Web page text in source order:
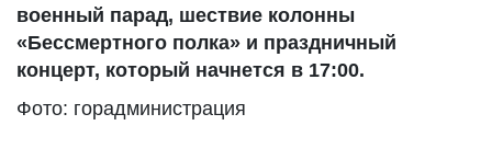
военный парад, шествие колонны
«Бессмертного полка» и праздничный
концерт, который начнется в 17:00.
Фото: горадминистрация